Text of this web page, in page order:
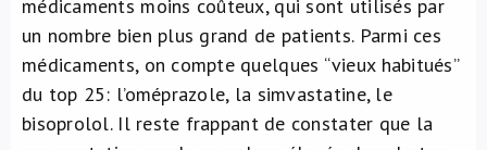
médicaments moins coûteux, qui sont utilisés par
un nombre bien plus grand de patients. Parmi ces
médicaments, on compte quelques “vieux habitués”
du top 25: l’oméprazole, la simvastatine, le
bisoprolol. Il reste frappant de constater que la